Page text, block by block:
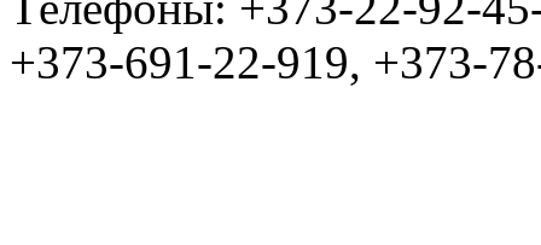
+373-691-22-919, +373-